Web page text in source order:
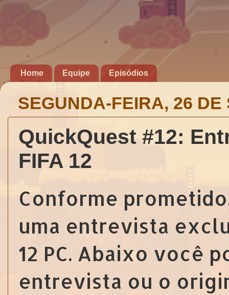
Home Equipe Episódios
SEGUNDA-FEIRA, 26 DE
QuickQuest #12:
FIFA 12
Conforme
uma entrevista
12 PC. Abaixo você
entrevista ou o